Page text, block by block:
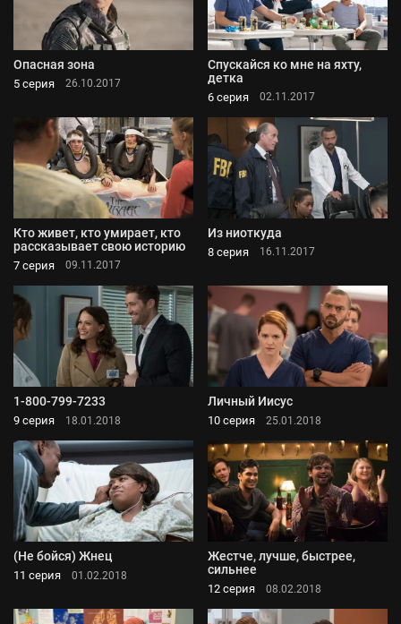
Опасная зона
5 серия 26.10.2017
Спускайся ко мне на яхту,
детка
6 серия 02.11.2017
Кто живет, кто умирает, кто
рассказывает свою историю
7 серия 09.11.2017
Из ниоткуда
8 серия 16.11.2017
1-800-799-7233
9 серия 18.01.2018
Личный Иисус
10 серия 25.01.2018
(Не бойся) Жнец
11 серия 01.02.2018
Жестче, лучше, быстрее,
сильнее
12 серия 08.02.2018